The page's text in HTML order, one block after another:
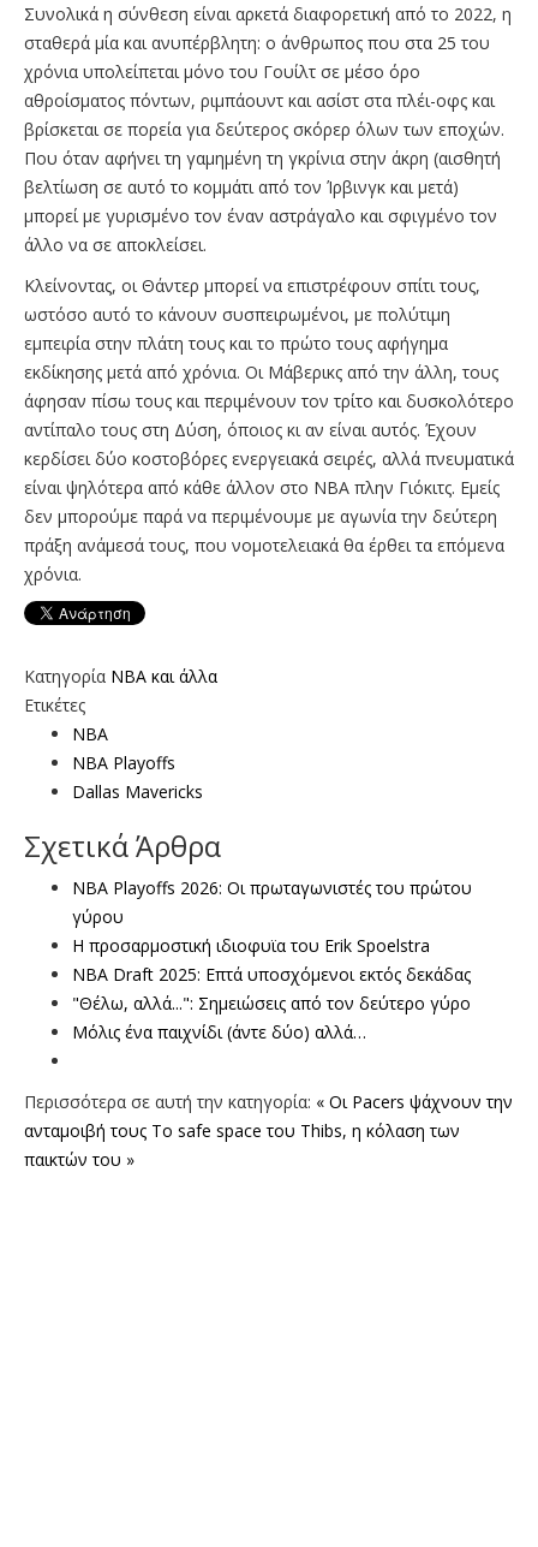
Συνολικά η σύνθεση είναι αρκετά διαφορετική από το 2022, η
σταθερά μία και ανυπέρβλητη: ο άνθρωπος που στα 25 του
χρόνια υπολείπεται μόνο του Γουίλτ σε μέσο όρο
αθροίσματος πόντων, ριμπάουντ και ασίστ στα πλέι-οφς και
βρίσκεται σε πορεία για δεύτερος σκόρερ όλων των εποχών.
Που όταν αφήνει τη γαμημένη τη γκρίνια στην άκρη (αισθητή
βελτίωση σε αυτό το κομμάτι από τον Ίρβινγκ και μετά)
μπορεί με γυρισμένο τον έναν αστράγαλο και σφιγμένο τον
άλλο να σε αποκλείσει.
Κλείνοντας, οι Θάντερ μπορεί να επιστρέφουν σπίτι τους,
ωστόσο αυτό το κάνουν συσπειρωμένοι, με πολύτιμη
εμπειρία στην πλάτη τους και το πρώτο τους αφήγημα
εκδίκησης μετά από χρόνια. Οι Μάβερικς από την άλλη, τους
άφησαν πίσω τους και περιμένουν τον τρίτο και δυσκολότερο
αντίπαλο τους στη Δύση, όποιος κι αν είναι αυτός. Έχουν
κερδίσει δύο κοστοβόρες ενεργειακά σειρές, αλλά πνευματικά
είναι ψηλότερα από κάθε άλλον στο ΝΒΑ πλην Γιόκιτς. Εμείς
δεν μπορούμε παρά να περιμένουμε με αγωνία την δεύτερη
πράξη ανάμεσά τους, που νομοτελειακά θα έρθει τα επόμενα
χρόνια.
Κατηγορία NBA και άλλα
Ετικέτες
NBA
NBA Playoffs
Dallas Mavericks
Σχετικά Άρθρα
NBA Playoffs 2026: Οι πρωταγωνιστές του πρώτου
γύρου
Η προσαρμοστική ιδιοφυϊα του Erik Spoelstra
NBA Draft 2025: Επτά υποσχόμενοι εκτός δεκάδας
"Θέλω, αλλά...": Σημειώσεις από τον δεύτερο γύρο
Μόλις ένα παιχνίδι (άντε δύο) αλλά…
Περισσότερα σε αυτή την κατηγορία: « Οι Pacers ψάχνουν την
ανταμοιβή τους Το safe space του Thibs, η κόλαση των
παικτών του »